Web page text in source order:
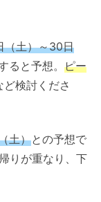
（土）～30日
と予想。 ピー
検討くださ
土）との予想で
りが重なり、下